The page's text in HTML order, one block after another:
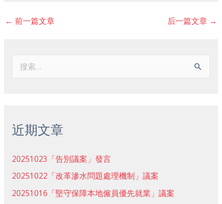
← 前一篇文章 后一篇文章 →
近期文章
20251023「告別議案」發言
20251022「改革滲水問題處理機制」議案
20251016「堅守保障本地僱員優先就業」議案